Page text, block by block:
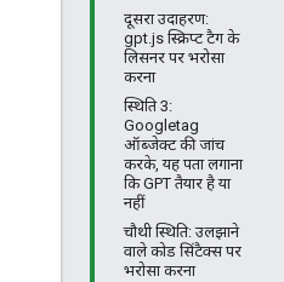
दूसरा उदाहरण:
gpt.js स्क्रिप्ट टैग के
लिसनर पर भरोसा
करना
स्थिति 3:
Googletag
ऑब्जेक्ट की जांच
करके, यह पता लगाना
कि GPT तैयार है या
नहीं
चौथी स्थिति: उलझाने
वाले कोड सिंटैक्स पर
भरोसा करना